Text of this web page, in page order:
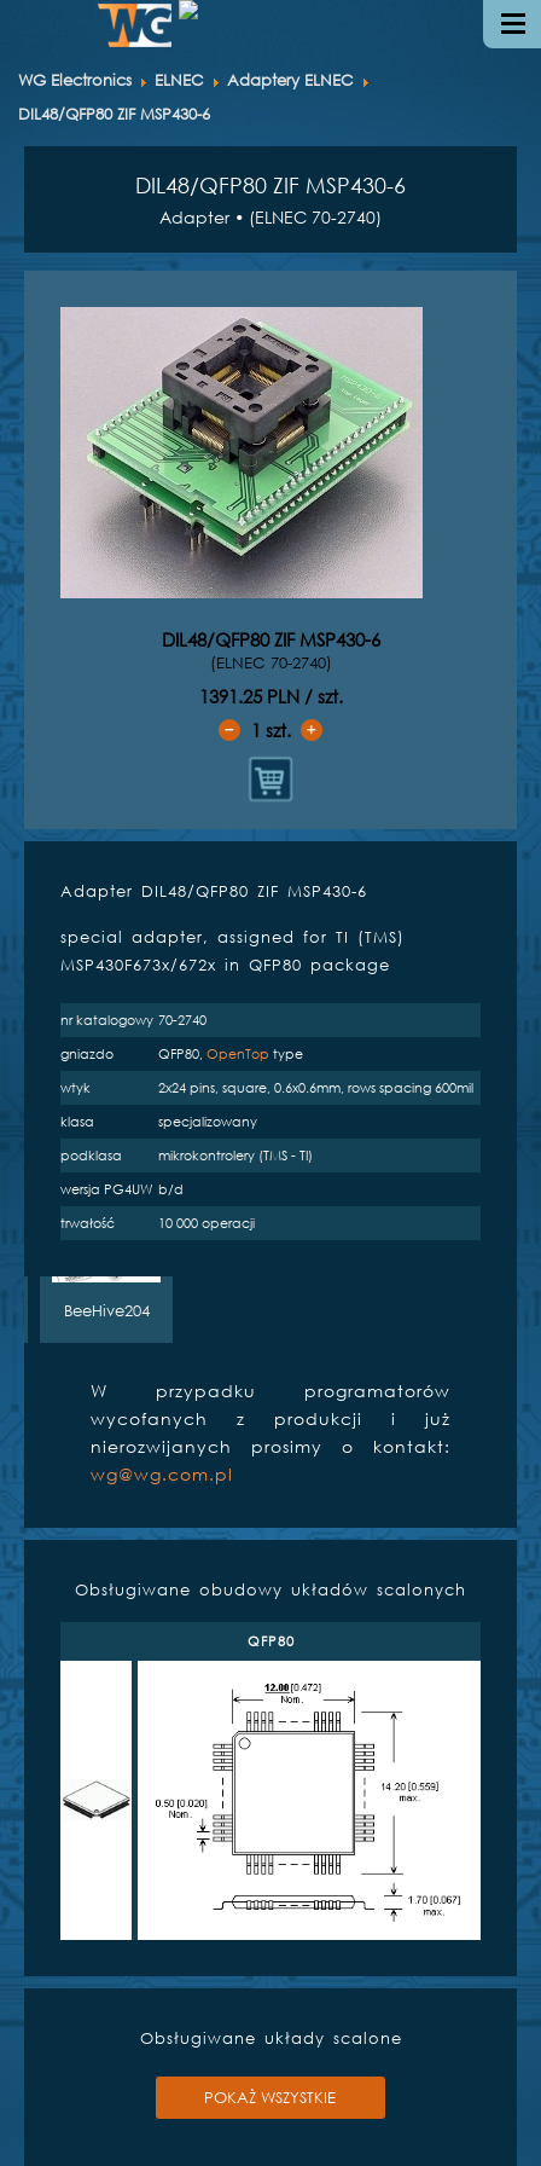
WG Electronics ELNEC
Adaptery ELNEC
DIL48/QFP80 ZIF MSP430-6
DIL48/QFP80 ZIF MSP430-6
Adapter • (ELNEC 70-2740)
DIL48/QFP80 ZIF MSP430-6
(ELNEC 70-2740)
1391.25 PLN / szt.
➕
1 szt.
➖
Adapter DIL48/QFP80 ZIF MSP430-6
special adapter, assigned for TI (TMS)
MSP430F673x/672x in QFP80 package
nr katalogowy 70-2740
gniazdo
QFP80, OpenTop type
wtyk
2x24 pins, square, 0.6x0.6mm, rows spacing 600mil
klasa
specjalizowany
podklasa
mikrokontrolery (TMS - TI)
wersja PG4UW b/d
trwałość
10 000 operacji
Kompatybilne programatory
inżynierskie
BeeProg2 BeeProg2C BeeProg+
BeeHive204
W przypadku programatorów
wycofanych z produkcji i już
nierozwijanych prosimy o kontakt:
wg@wg.com.pl
Obsługiwane obudowy układów scalonych
QFP80
Obsługiwane układy scalone
POKAŻ WSZYSTKIE